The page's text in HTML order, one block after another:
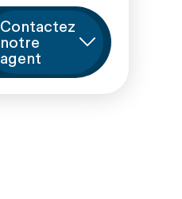
Contactez
notre
agent